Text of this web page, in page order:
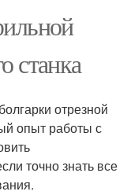
станка
отрезной
опыт работы с
точно знать все